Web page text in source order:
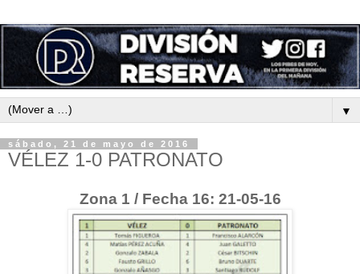
▼
sábado, 21 de mayo de 2016
VÉLEZ 1-0 PATRONATO
Zona 1 / Fecha 16: 21-05-16